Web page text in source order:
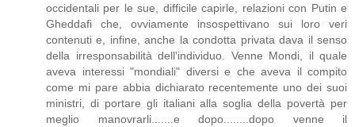
occidentali per le sue, difficile capirle, relazioni con Putin e
Gheddafi che, ovviamente insospettivano sui loro veri
contenuti e, infine, anche la condotta privata dava il senso
della irresponsabilità dell'individuo. Venne Mondi, il quale
aveva interessi "mondiali" diversi e che aveva il compito
come mi pare abbia dichiarato recentemente uno dei suoi
ministri, di portare gli italiani alla soglia della povertà per
meglio manovrarli.......e dopo........dopo venne il